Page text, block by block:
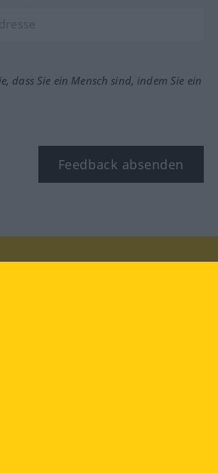
dass Sie ein Mensch sind, indem Sie ein
Feedback absenden